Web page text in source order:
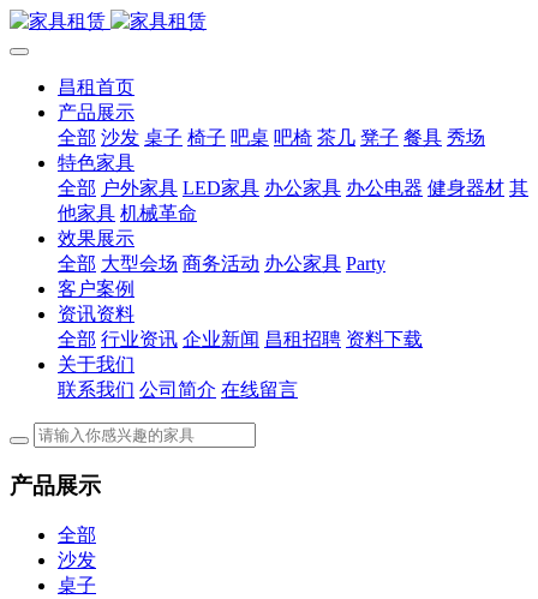
昌租首页
产品展示
全部 沙发 桌子 椅子 吧桌 吧椅 茶几 凳子 餐具 秀场
特色家具
全部 户外家具 LED家具 办公家具 办公电器 健身器材 其
他家具 机械革命
效果展示
全部 大型会场 商务活动 办公家具 Party
客户案例
资讯资料
全部 行业资讯 企业新闻 昌租招聘 资料下载
关于我们
联系我们 公司简介 在线留言
产品展示
全部
沙发
桌子